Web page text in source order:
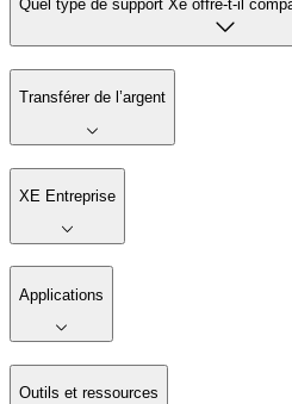
Quel type de support Xe offre-t-il
Transférer de l’argent
XE Entreprise
Applications
Outils et ressources